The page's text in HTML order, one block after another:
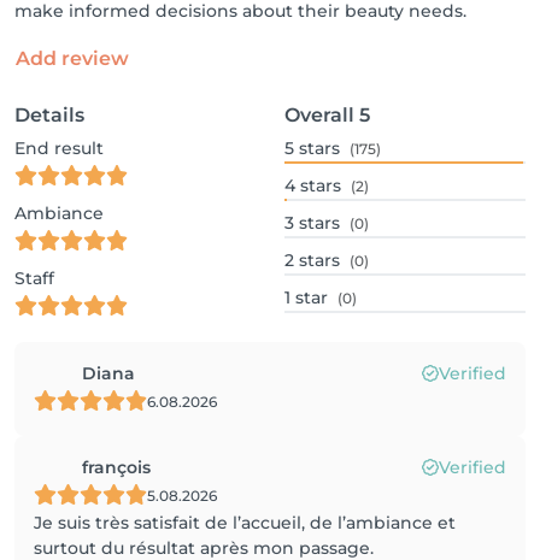
make informed decisions about their beauty needs.
Add review
Details
End result
Ambiance
Staff
Overall 5
5 stars (175)
4 stars (2)
3 stars (0)
2 stars (0)
1 star (0)
Diana Verified
6.08.2026
françois Verified
5.08.2026
Je suis très satisfait de l’accueil, de l’ambiance et
surtout du résultat après mon passage.